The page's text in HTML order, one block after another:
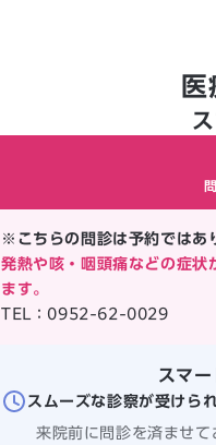
※こちらの問診は予約ではあ
発熱や咳・咽頭痛などの症状
ます。
TEL：0952-62-0029
スマ
スムーズな診察が受けら
来院前に問診を済ませて